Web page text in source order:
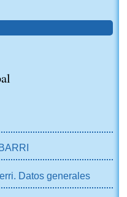
Datos generales